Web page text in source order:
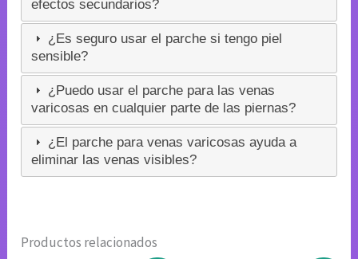
efectos secundarios?
¿Es seguro usar el parche si tengo piel
sensible?
¿Puedo usar el parche para las venas
varicosas en cualquier parte de las piernas?
¿El parche para venas varicosas ayuda a
eliminar las venas visibles?
Productos relacionados